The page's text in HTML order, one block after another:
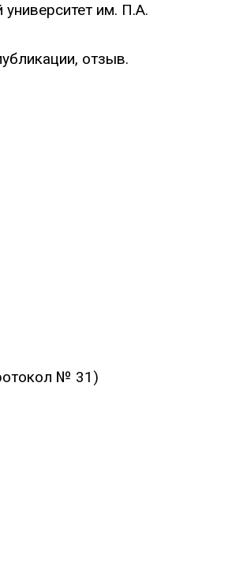
им. П.А.
, отзыв.
№ 31)